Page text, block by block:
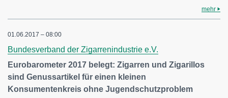
mehr
01.06.2017 – 08:00
Bundesverband der Zigarrenindustrie e.V.
Eurobarometer 2017 belegt: Zigarren und Zigarillos
sind Genussartikel für einen kleinen
Konsumentenkreis ohne Jugendschutzproblem